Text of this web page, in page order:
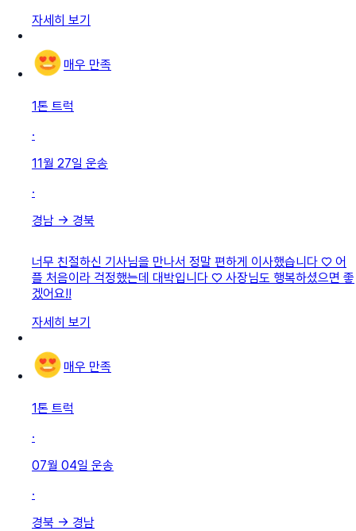
자세히 보기
매우 만족
1톤 트럭
·
11월 27일 운송
·
경남 → 경북
너무 친절하신 기사님을 만나서 정말 편하게 이사했습니다 ♡ 어
플 처음이라 걱정했는데 대박입니다 ♡ 사장님도 행복하셨으면 좋
겠어요!!
자세히 보기
매우 만족
1톤 트럭
·
07월 04일 운송
·
경북 → 경남